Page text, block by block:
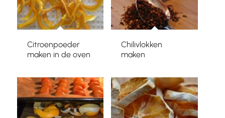
Citroenpoeder
maken in de oven
Chilivlokken
maken